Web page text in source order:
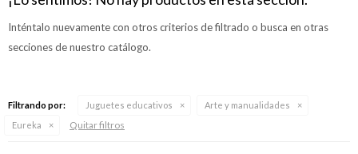
Inténtalo nuevamente con otros criterios de filtrado o busca en otras
secciones de nuestro catálogo.
Filtrando por: Juguetes educativos
Arte y manualidades
Eureka
Quitar filtros